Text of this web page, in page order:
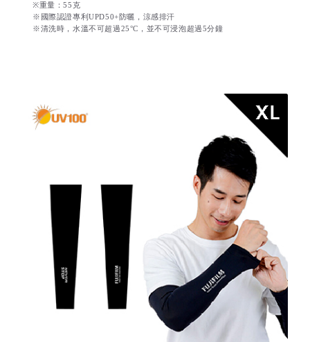
※重量：55克
※國際認證專利UPD50+防曬，涼感排汗
※清洗時，水溫不可超過25°C，並不可浸泡超過5分鐘